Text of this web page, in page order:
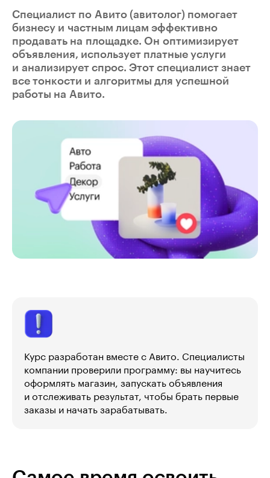
Специалист по Авито (авитолог) помогает
бизнесу и частным лицам эффективно
продавать на площадке. Он оптимизирует
объявления, использует платные услуги
и анализирует спрос. Этот специалист знает
все тонкости и алгоритмы для успешной
работы на Авито.
Курс разработан вместе с Авито. Специалисты
компании проверили программу: вы научитесь
оформлять магазин, запускать объявления
и отслеживать результат, чтобы брать первые
заказы и начать зарабатывать.